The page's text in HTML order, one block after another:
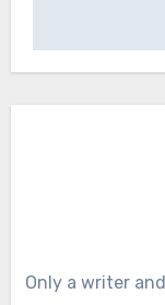
Only a writer